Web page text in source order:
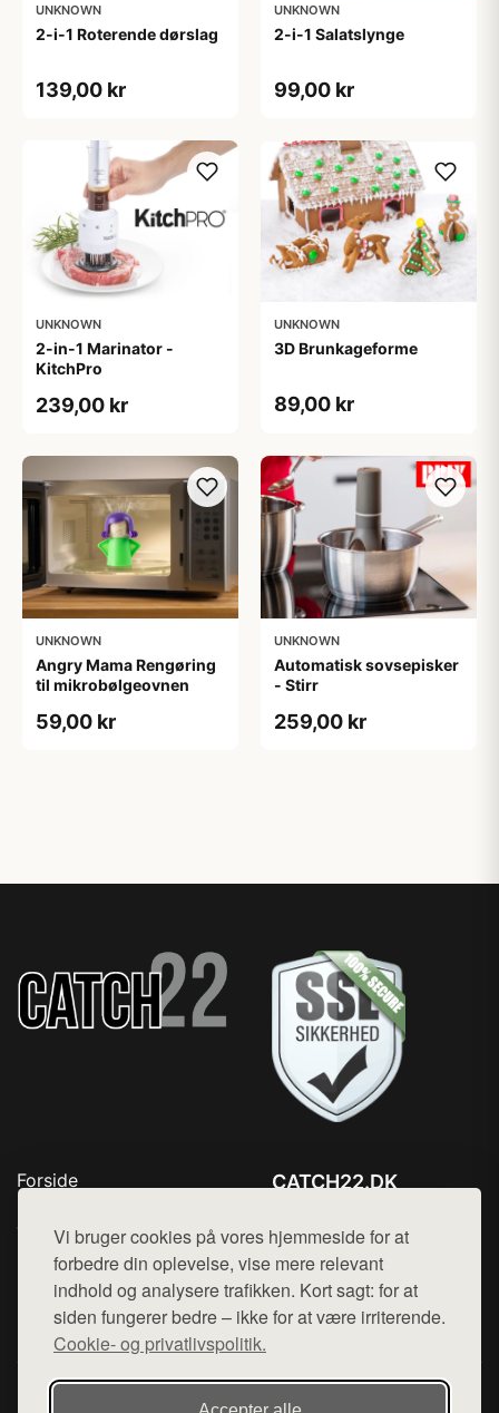
Vi bruger cookies på vores hjemmeside for at
forbedre din oplevelse, vise mere relevant
indhold og analysere trafikken. Kort sagt: for at
siden fungerer bedre – ikke for at være irriterende.
Cookie- og privatlivspolitik.
UNKNOWN
2-i-1 Roterende dørslag
139,00 kr
UNKNOWN
2-i-1 Salatslynge
99,00 kr
UNKNOWN
2-in-1 Marinator -
KitchPro
239,00 kr
UNKNOWN
3D Brunkageforme
89,00 kr
UNKNOWN
Angry Mama Rengøring
til mikrobølgeovnen
59,00 kr
UNKNOWN
Automatisk sovsepisker
- Stirr
259,00 kr
Forside
Top Rabatter
Kontakt
CATCH22.DK
Mail: hej@want.dk
Cookie- og privatlivspolitik
Denne side er en del af want.dk, der udgiver en række